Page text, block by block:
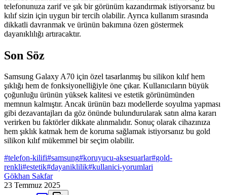
telefonunuza zarif ve şık bir görünüm kazandırmak istiyorsanız bu
kılıf sizin için uygun bir tercih olabilir. Ayrıca kullanım sırasında
dikkatli davranmak ve ürünün bakımına özen göstermek
dayanıklılığı artıracaktır.
Son Söz
Samsung Galaxy A70 için özel tasarlanmış bu silikon kılıf hem
şıklığı hem de fonksiyonelliğiyle öne çıkar. Kullanıcıların büyük
çoğunluğu ürünün yüksek kalitesi ve estetik görünümünden
memnun kalmıştır. Ancak ürünün bazı modellerde soyulma yapması
gibi dezavantajları da göz önünde bulundurularak satın alma kararı
verirken bu faktörler dikkate alınmalıdır. Sonuç olarak cihazınıza
hem şıklık katmak hem de koruma sağlamak istiyorsanız bu gold
silikon kılıf mükemmel bir seçim olabilir.
#telefon-kilifi#samsung#koruyucu-aksesuarlar#gold-
renkli#estetik#dayaniklilik#kullanici-yorumlari
Gökhan Sakfar
23 Temmuz 2025